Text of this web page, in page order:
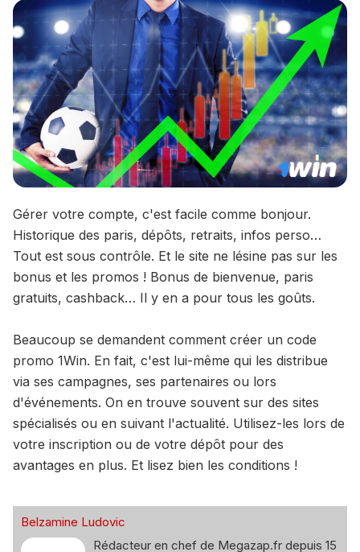
Gérer votre compte, c'est facile comme bonjour.
Historique des paris, dépôts, retraits, infos perso…
Tout est sous contrôle. Et le site ne lésine pas sur les
bonus et les promos ! Bonus de bienvenue, paris
gratuits, cashback… Il y en a pour tous les goûts.
Beaucoup se demandent comment créer un code
promo 1Win. En fait, c'est lui-même qui les distribue
via ses campagnes, ses partenaires ou lors
d'événements. On en trouve souvent sur des sites
spécialisés ou en suivant l'actualité. Utilisez-les lors de
votre inscription ou de votre dépôt pour des
avantages en plus. Et lisez bien les conditions !
Belzamine Ludovic
Rédacteur en chef de Megazap.fr depuis 15